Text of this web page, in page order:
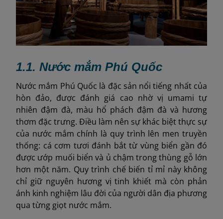
1.1. Nước mắm Phú Quốc
Nước mắm Phú Quốc là đặc sản nổi tiếng nhất của
hòn đảo, được đánh giá cao nhờ vị umami tự
nhiên đậm đà, màu hổ phách đậm đà và hương
thơm đặc trưng. Điều làm nên sự khác biệt thực sự
của nước mắm chính là quy trình lên men truyền
thống: cá cơm tươi đánh bắt từ vùng biển gần đó
được ướp muối biển và ủ chậm trong thùng gỗ lớn
hơn một năm. Quy trình chế biến tỉ mỉ này không
chỉ giữ nguyên hương vị tinh khiết mà còn phản
ánh kinh nghiệm lâu đời của người dân địa phương
qua từng giọt nước mắm.